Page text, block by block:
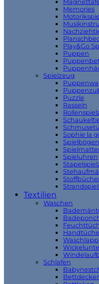
Memories
Play&Go
Puppen
Spielzeug
Puzzle
Rasseln
Sophie la
Spielbögen
Spieluhren
Textilien
Waschen
Schlafen